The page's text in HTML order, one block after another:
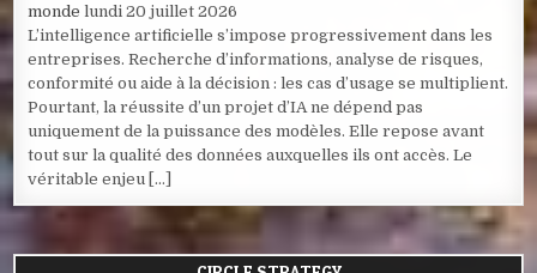
monde lundi 20 juillet 2026
L’intelligence artificielle s’impose progressivement dans les
entreprises. Recherche d’informations, analyse de risques,
conformité ou aide à la décision : les cas d’usage se multiplient.
Pourtant, la réussite d’un projet d’IA ne dépend pas
uniquement de la puissance des modèles. Elle repose avant
tout sur la qualité des données auxquelles ils ont accès. Le
véritable enjeu […]